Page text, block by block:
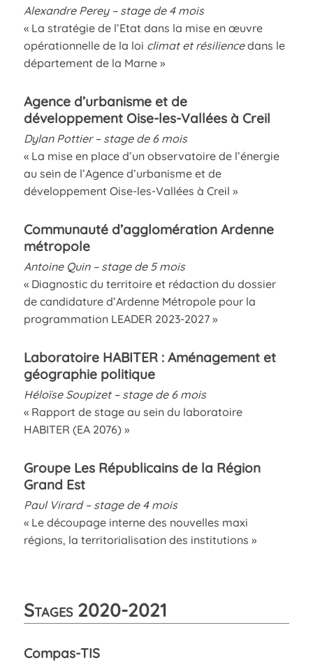
Alexandre Perey – stage de 4 mois
« La stratégie de l’Etat dans la mise en œuvre
opérationnelle de la loi climat et résiliencedans le
département de la Marne »
Agence d’urbanisme et de
développement Oise-les-Vallées à Creil
Dylan Pottier – stage de 6 mois
« La mise en place d’un observatoire de l’énergie
au sein de l’Agence d’urbanisme et de
développement Oise-les-Vallées à Creil »
Communauté d’agglomération Ardenne
métropole
Antoine Quin – stage de 5 mois
« Diagnostic du territoire et rédaction du dossier
de candidature d’Ardenne Métropole pour la
programmation LEADER 2023-2027 »
Laboratoire HABITER : Aménagement et
géographie politique
Héloïse Soupizet – stage de 6 mois
« Rapport de stage au sein du laboratoire
HABITER (EA 2076) »
Groupe Les Républicains de la Région
Grand Est
Paul Virard – stage de 4 mois
« Le découpage interne des nouvelles maxi
régions, la territorialisation des institutions »
Stages 2020-2021
Compas-TIS